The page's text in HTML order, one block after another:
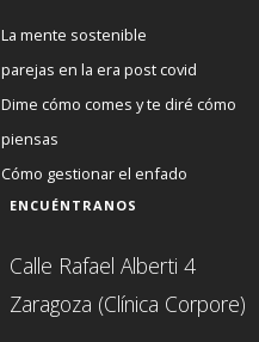
La mente sostenible
parejas en la era post covid
Dime cómo comes y te diré cómo
piensas
Cómo gestionar el enfado
ENCUÉNTRANOS
Calle Rafael Alberti 4
Zaragoza (Clínica Corpore)